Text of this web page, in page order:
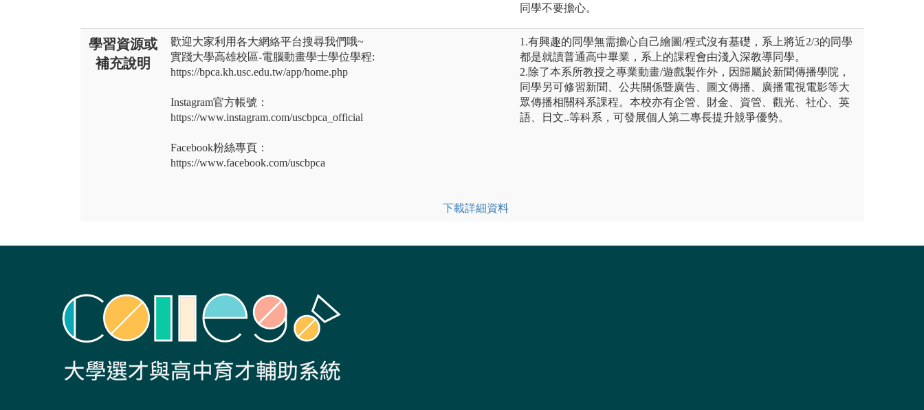
同學不要擔心。
學習資源或
補充說明
歡迎大家利用各大網絡平台搜尋我們哦~
實踐大學高雄校區-電腦動畫學士學位學程:
https://bpca.kh.usc.edu.tw/app/home.php
Instagram官方帳號：
https://www.instagram.com/uscbpca_official
Facebook粉絲專頁：
https://www.facebook.com/uscbpca
下載詳細資料
1.有興趣的同學無需擔心自己繪圖/程式沒有基礎，系上將近2/3的同學
都是就讀普通高中畢業，系上的課程會由淺入深教導同學。
2.除了本系所教授之專業動畫/遊戲製作外，因歸屬於新聞傳播學院，
同學另可修習新聞、公共關係暨廣告、圖文傳播、廣播電視電影等大
眾傳播相關科系課程。本校亦有企管、財金、資管、觀光、社心、英
語、日文..等科系，可發展個人第二專長提升競爭優勢。